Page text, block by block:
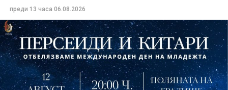
изпълнители GoGo, Toria, ZoV & Vakavliev.
преди 13 часа 06.08.2026